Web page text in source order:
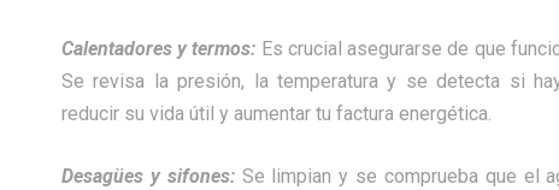
Calentadores y termos: Es crucial asegurarse de que
Se revisa la presión, la temperatura y se detecta si
reducir su vida útil y aumentar tu factura energética.
Desagües y sifones: Se limpian y se comprueba que el